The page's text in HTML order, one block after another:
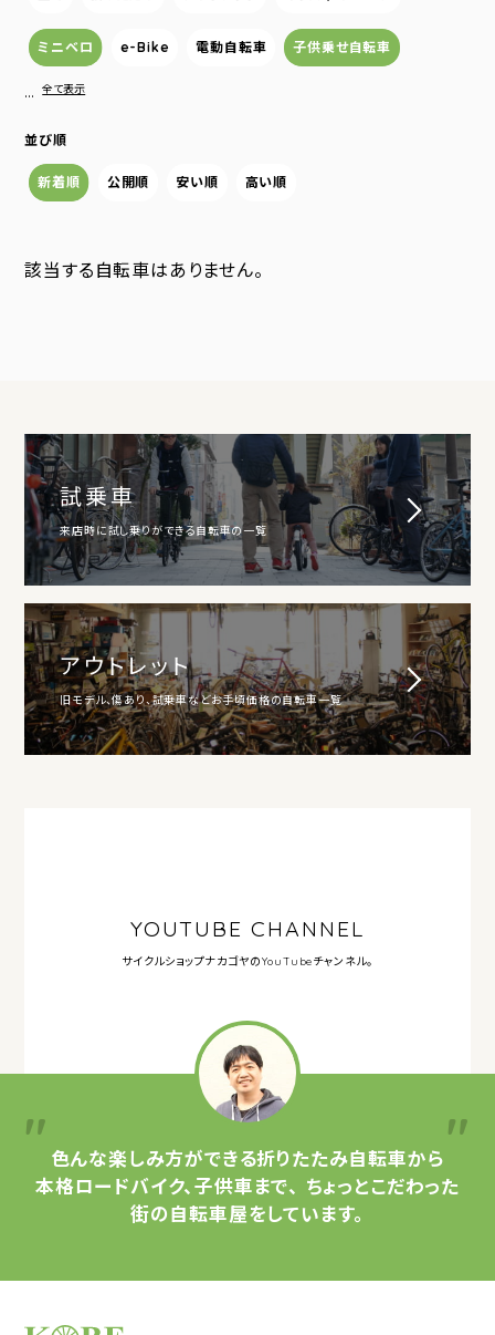
ミニベロ e-Bike 電動自転車 子供乗せ自転車
… 全て表示
並び順
新着順 公開順 安い順 高い順
該当する自転車はありません。
試乗車
来店時に試し乗りができる自転車の一覧
アウトレット
旧モデル、傷あり、試乗車などお手頃価格の自転車一覧
YOUTUBE CHANNEL
サイクルショップナカゴヤのYouTubeチャンネル。
色んな楽しみ方ができる折りたたみ自転車から
本格ロードバイク、子供車まで、 ちょっとこだわった
街の自転車屋をしています。